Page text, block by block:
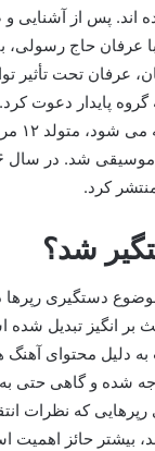
اند. پس از آشنایی و
عرفان حاج‌ رسولی‌،
عرفان تحت تأثیر
گروه پایدار دعوت
منتشر کرد.
شد؟
دستگیری رپرها
بر انگیز تبدیل شده
دلیل محتوای آهنگ‌
شده و گاهی حتی به
که نظرات
بیشتر حائز اهمیت